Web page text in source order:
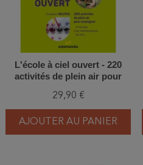
L'école à ciel ouvert - 220
activités de plein air pour
mathématiques, les arts... 2e
édition
29,90 €
AJOUTER AU PANIER